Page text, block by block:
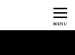
MENU
ロー